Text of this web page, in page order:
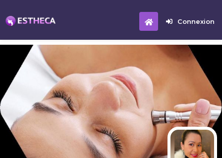
Connexion